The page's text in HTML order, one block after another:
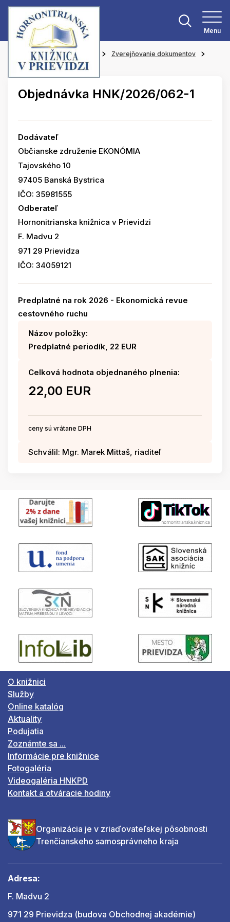
Menu
Hlavná stránka O knižnici
Zverejňovanie dokumentov
Objednávky
Objednávka HNK/2026/062-1
Dodávateľ
Občianske združenie EKONÓMIA
Tajovského 10
97405 Banská Bystrica
IČO: 35981555
Odberateľ
Hornonitrianska knižnica v Prievidzi
F. Madvu 2
971 29 Prievidza
IČO: 34059121
Predplatné na rok 2026 - Ekonomická revue
cestovného ruchu
Názov položky:
Predplatné periodík, 22 EUR
Celková hodnota objednaného plnenia:
22,00 EUR
ceny sú vrátane DPH
Schválil: Mgr. Marek Mittaš, riaditeľ
O knižnici
Služby
Online katalóg
Aktuality
Podujatia
Zoznámte sa ...
Informácie pre knižnice
Fotogaléria
Videogaléria HNKPD
Kontakt a otváracie hodiny
Organizácia je v zriaďovateľskej pôsobnosti
Trenčianskeho samosprávneho kraja
Adresa:
F. Madvu 2
971 29 Prievidza (budova Obchodnej akadémie)